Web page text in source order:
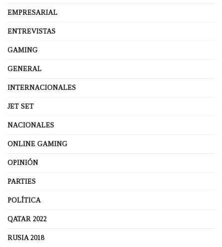
EMPRESARIAL
ENTREVISTAS
GAMING
GENERAL
INTERNACIONALES
JET SET
NACIONALES
ONLINE GAMING
OPINIÓN
PARTIES
POLÍTICA
QATAR 2022
RUSIA 2018